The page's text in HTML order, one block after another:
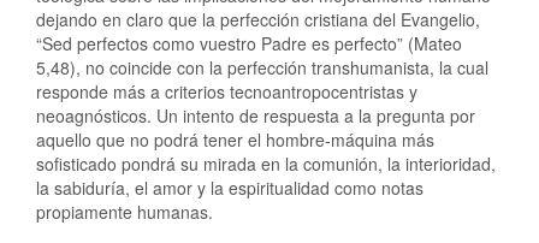
dejando en claro que la perfección cristiana del Evangelio,
“Sed perfectos como vuestro Padre es perfecto” (Mateo
5,48), no coincide con la perfección transhumanista, la cual
responde más a criterios tecnoantropocentristas y
neoagnósticos. Un intento de respuesta a la pregunta por
aquello que no podrá tener el hombre-máquina más
sofisticado pondrá su mirada en la comunión, la interioridad,
la sabiduría, el amor y la espiritualidad como notas
propiamente humanas.